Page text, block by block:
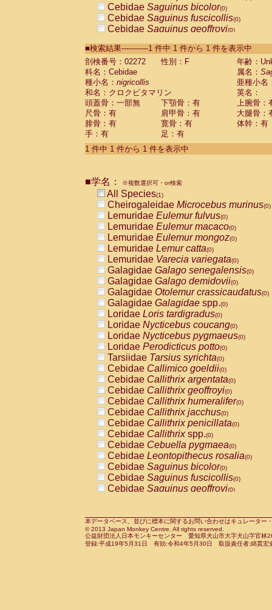
Cebidae Saguinus bicolor(0)
Cebidae Saguinus fuscicollis(0)
Cebidae Saguinus geoffroyi(0)
CebidaeSaguinus labiatus(0)
Cebidae Saguinus leucopus (0)
Cebidae
CebidaeSaguinus mystax
CebidaeSaguinus nigricollis (1)
Cebidae Saguinus oedipus
Cebidae Saguinus weddelli
Cebidae Saguinusspp.
Cebidae Aotus trivirgatus
Cebidae Cebus albifrons
CebidaeCebus nigrivittatus
CebidaeCebus
CebidaeSaimiri boliviensis(0)
CebidaeSaimiri sciureus(0)
AtelidaeAlouatta caraya(0)
AtelidaeAlouatta fusca(0)
AtelidaeAlouatta seniculus
AtelidaeAlouattaspp.(0)
AtelidaeAteles belzebuth(0)
AtelidaeAteles geoffroyi(0)
AtelidaeAteles paniscus(0)
AtelidaeAtelesspp.(0)
Atelidae Lagothrix lagothricha
AtelidaeLagothrix lagothricha cana
PitheciidaeCacajao calvus
PitheciidaeCallicebus cupreus
PitheciidaeCallicebus donacophilus
PitheciidaeCallicebus moloch
PitheciidaeCallicebus torquatus
PitheciidaeCallicebusspp.(0)
PitheciidaeChiropotes satanas(0)
PitheciidaePithecia monachus
PitheciidaePithecia pithecia(0)
CercopithecidaeCercocebus agilis
CercopithecidaeCercocebus
CercopithecidaeCercocebus
CercopithecidaeCercocebus
CercopithecidaeCercocebus
CercopithecidaeCercocebushybrid
CercopithecidaePapio anubis(0)
CercopithecidaePapio cynocephalus
CercopithecidaePapio hamadryas(0)
■検索結果-----------1 件中 1 件から 1 件を表示中
剖検番号：02272
性別：F
年齢：
科名：Cebidae
属名：
種小名： nigricollis
亜種小名
和名：クロクビタマリン
英名：
頭蓋骨：一部無
下顎骨：有
上腕骨：
尺骨：有
肩甲骨：有
大腿骨：
腓骨：有
寛骨：有
体幹：有
手：有
足：有
1 件中 1 件から 1 件を表示中
■学名： ※複数選択可・or検索
All Species(1)
Cheirogaleidae Microcebus murinus(0)
Lemuridae Eulemur fulvus(0)
Lemuridae Eulemur macaco(0)
Lemuridae Eulemur mongoz(0)
Lemuridae Lemur catta(0)
Lemuridae Varecia variegata(0)
Galagidae Galago senegalensis(0)
Galagidae Galago demidovii(0)
Galagidae Otolemur crassicaudatus(0)
Galagidae Galagidae spp.(0)
Loridae Loris tardigradus(0)
Loridae Nycticebus coucang(0)
Loridae Nycticebus pygmaeus(0)
Loridae Perodicticus potto(0)
Tarsiidae Tarsius syrichta(0)
Cebidae Callimico goeldii(0)
Cebidae Callithrix argentata(0)
Cebidae Callithrix geoffroyi(0)
Cebidae Callithrix humeralifer(0)
Cebidae Callithrix jacchus(0)
Cebidae Callithrix penicillata(0)
Cebidae Callithrixspp.(0)
Cebidae Cebuella pygmaea(0)
Cebidae Leontopithecus rosalia(0)
Cebidae Saguinus bicolor(0)
Cebidae Saguinus fuscicollis(0)
Cebidae Saguinus geoffroyi(0)
CebidaeSaguinus leucopus(0)
CebidaeSaguinus midas(0)
Cebidae Saguinus mystax(0)
本データベース、並びに標本に関するお問い合わせはキュレータ
© 2013 Japan Monkey Centre. All rights reserved.
公益財団法人日本モンキーセンター 愛知県犬山市大字犬山字官
登録:平成19年5月31日 有効:令和4年5月30日 取扱責任者:綿貫宏